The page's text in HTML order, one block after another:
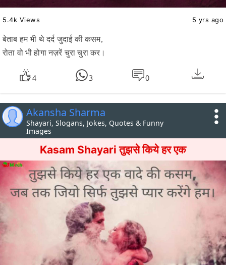
5.4k Views 5 yrs ago
बेताब हम भी थे दर्द जुदाई की कसम,
रोता वो भी होगा नज़रें चुरा चुरा कर।
4 3 0
Akansha Sharma
Shayari, Slogans, Jokes, Quotes & Funny
Images
Kasam Shayari तुझसे किये हर एक